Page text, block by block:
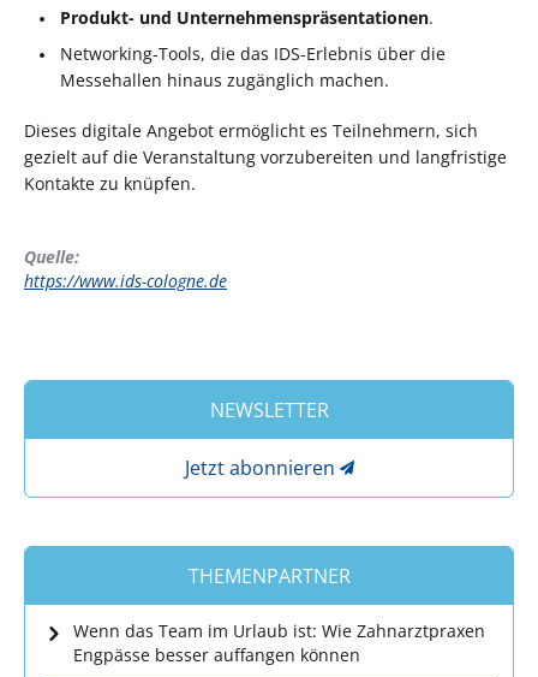
Produkt- und Unternehmenspräsentationen.
Networking-Tools, die das IDS-Erlebnis über die
Messehallen hinaus zugänglich machen.
Dieses digitale Angebot ermöglicht es Teilnehmern, sich
gezielt auf die Veranstaltung vorzubereiten und langfristige
Kontakte zu knüpfen.
Quelle:
https://www.ids-cologne.de
NEWSLETTER
Jetzt abonnieren
THEMENPARTNER
Wenn das Team im Urlaub ist: Wie Zahnarztpraxen
Engpässe besser auffangen können